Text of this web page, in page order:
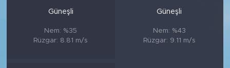
Güneşli
Nem: %35
Rüzgar: 8.81 m/s
Güneşli
Nem: %43
Rüzgar: 9.11 m/s